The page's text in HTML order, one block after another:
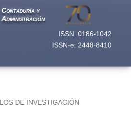
ISSN: 0186-1042
ISSN-e: 2448-8410
Contaduría y
Administración
DE INVESTIGACIÓN